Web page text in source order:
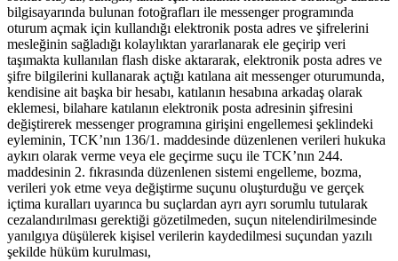
bilgisayarında bulunan fotoğrafları ile messenger programında
oturum açmak için kullandığı elektronik posta adres ve şifrelerini
mesleğinin sağladığı kolaylıktan yararlanarak ele geçirip veri
taşımakta kullanılan flash diske aktararak, elektronik posta adres ve
şifre bilgilerini kullanarak açtığı katılana ait messenger oturumunda,
kendisine ait başka bir hesabı, katılanın hesabına arkadaş olarak
eklemesi, bilahare katılanın elektronik posta adresinin şifresini
değiştirerek messenger programına girişini engellemesi şeklindeki
eyleminin, TCK’nın 136/1. maddesinde düzenlenen verileri hukuka
aykırı olarak verme veya ele geçirme suçu ile TCK’nın 244.
maddesinin 2. fıkrasında düzenlenen sistemi engelleme, bozma,
verileri yok etme veya değiştirme suçunu oluşturduğu ve gerçek
içtima kuralları uyarınca bu suçlardan ayrı ayrı sorumlu tutularak
cezalandırılması gerektiği gözetilmeden, suçun nitelendirilmesinde
yanılgıya düşülerek kişisel verilerin kaydedilmesi suçundan yazılı
şekilde hüküm kurulması,